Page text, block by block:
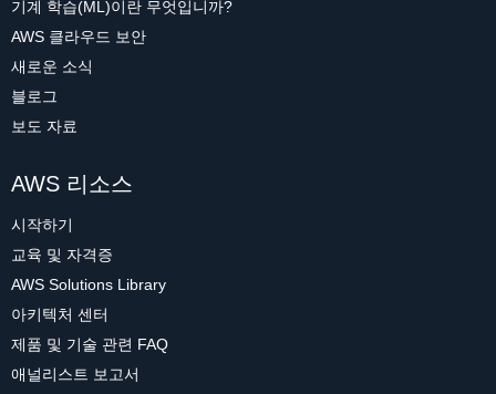
기계 학습(ML)이란 무엇입니까?
AWS 클라우드 보안
새로운 소식
블로그
보도 자료
AWS 리소스
시작하기
교육 및 자격증
AWS Solutions Library
아키텍처 센터
제품 및 기술 관련 FAQ
애널리스트 보고서